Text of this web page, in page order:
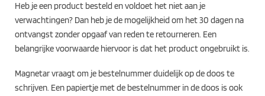
Heb je een product besteld en voldoet het niet aan je
verwachtingen? Dan heb je de mogelijkheid om het 30 dagen na
ontvangst zonder opgaaf van reden te retourneren. Een
belangrijke voorwaarde hiervoor is dat het product ongebruikt is.
Magnetar vraagt om je bestelnummer duidelijk op de doos te
schrijven. Een papiertje met de bestelnummer in de doos is ook